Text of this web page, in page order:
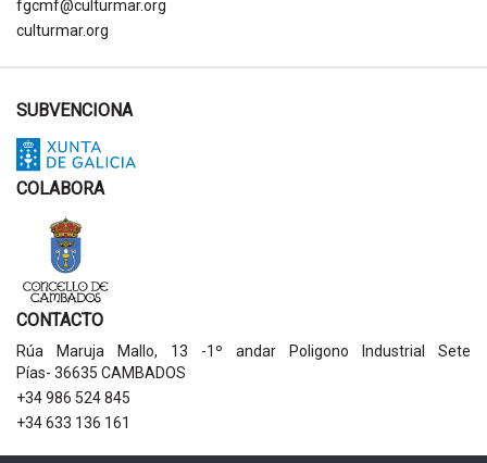
fgcmf@culturmar.org
culturmar.org
SUBVENCIONA
COLABORA
CONTACTO
Rúa Maruja Mallo, 13 -1º andar Poligono Industrial Sete
Pías- 36635 CAMBADOS
+34 986 524 845
+34 633 136 161